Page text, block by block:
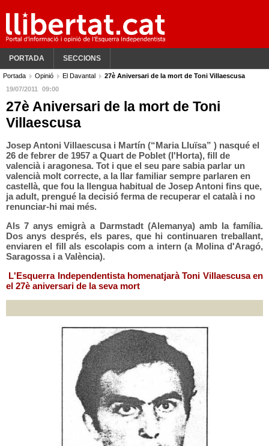
PORTADA SECCIONS
Portada Opinió El Davantal
27è Aniversari de la mort de Toni Villaescusa
19/07/2011
09:00
27è Aniversari de la mort de Toni
Villaescusa
Josep Antoni Villaescusa i Martín (“Maria Lluïsa” ) nasqué el
26 de febrer de 1957 a Quart de Poblet (l'Horta), fill de
valencià i aragonesa. Tot i que el seu pare sabia parlar un
valencià molt correcte, a la llar familiar sempre parlaren en
castellà, que fou la llengua habitual de Josep Antoni fins que,
ja adult, prengué la decisió ferma de recuperar el català i no
renunciar-hi mai més.
Als 7 anys emigrà a Darmstadt (Alemanya) amb la família.
Dos anys després, els pares, que hi continuaren treballant,
enviaren el fill als escolapis com a intern (a Molina d'Aragó,
Saragossa i a València).
L'Esquerra Independentista homenatjarà Toni Villaescusa en
el 27è aniversari de la seva mort